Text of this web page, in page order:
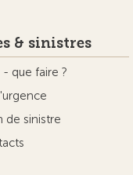
& sinistres
que faire ?
de sinistre